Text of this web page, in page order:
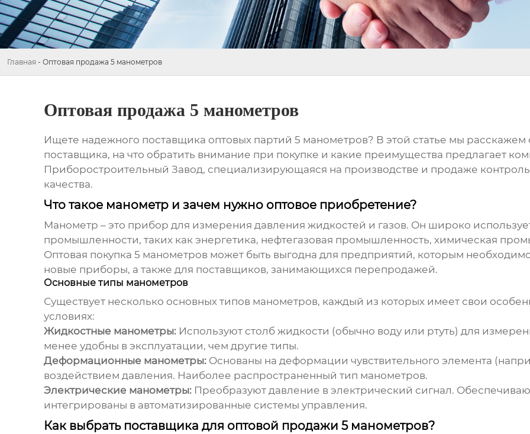
Главная - Оптовая продажа 5 манометров
Оптовая продажа 5 манометров
Ищете надежного поставщика оптовыхпартий 5 манометров? В этой статье мы
поставщика, на что обратить внимание при покупке и какие преимущества предлагает
Приборостроительный Завод, специализирующаяся на производстве и продаже
качества.
Что такое манометр и зачем нужно оптовое приобретение?
Манометр – это прибор для измерения давления жидкостей и газов. Он широко
промышленности, таких как энергетика, нефтегазовая промышленность, химическая
Оптовая покупка 5 манометровможет быть выгодна для предприятий, которым
новые приборы, а также для поставщиков, занимающихся перепродажей.
Основные типы манометров
Существует несколько основных типов манометров, каждый из которых имеет свои
условиях:
Жидкостные манометры:Используют столб жидкости (обычно воду или ртуть) для
менее удобны в эксплуатации, чем другие типы.
Деформационные манометры:Основаны на деформации чувствительного элемента
воздействием давления. Наиболее распространенный тип манометров.
Электрические манометры:Преобразуют давление в электрический сигнал.
интегрированы в автоматизированные системы управления.
Как выбрать поставщика для оптовой продажи 5 манометров?